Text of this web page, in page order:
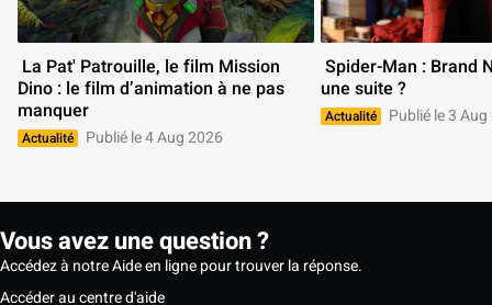
Dino : le film d’animation à ne pas
manquer
Actualité Publié le 4 Aug 2026
une suite ?
Actualité Publié le 3
Vous avez une question ?
Accédez à notre Aide en ligne pour trouver la réponse.
Accéder au centre d'aide